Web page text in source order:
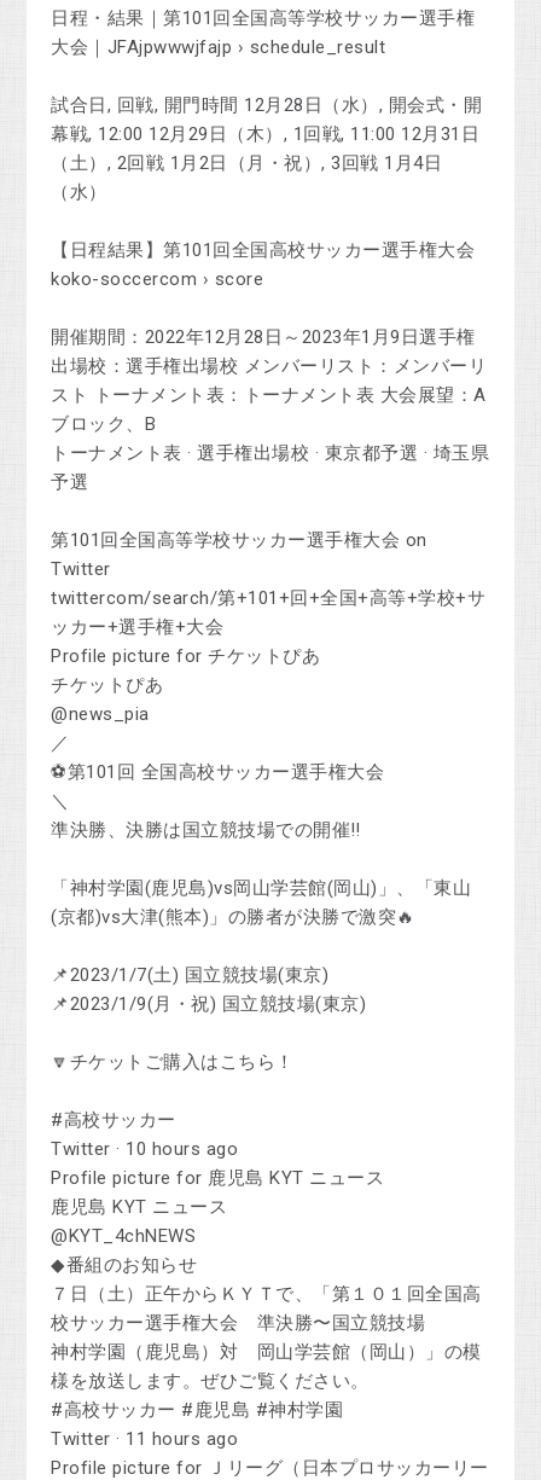
日程・結果｜第101回全国高等学校サッカー選手権
大会｜JFAjpwwwjfajp › schedule_result
試合日, 回戦, 開門時間 12月28日（水）, 開会式・開
幕戦, 12:00 12月29日（木）, 1回戦, 11:00 12月31日
（土）, 2回戦 1月2日（月・祝）, 3回戦 1月4日
（水）
【日程結果】第101回全国高校サッカー選手権大会
koko-soccercom › score
開催期間：2022年12月28日～2023年1月9日選手権
出場校：選手権出場校 メンバーリスト：メンバーリ
スト トーナメント表：トーナメント表 大会展望：A
ブロック、B
‎トーナメント表 · ‎選手権出場校 · ‎東京都予選 · ‎埼玉県
予選
第101回全国高等学校サッカー選手権大会 on
Twitter
twittercom/search/第+101+回+全国+高等+学校+サ
ッカー+選手権+大会
Profile picture for チケットぴあ
チケットぴあ
@news_pia
／
⚽️第101回 全国高校サッカー選手権大会
＼
準決勝、決勝は国立競技場での開催‼
「神村学園(鹿児島)vs岡山学芸館(岡山)」、「東山
(京都)vs大津(熊本)」の勝者が決勝で激突🔥
📌2023/1/7(土) 国立競技場(東京)
📌2023/1/9(月・祝) 国立競技場(東京)
🔽チケットご購入はこちら！
#高校サッカー
Twitter · 10 hours ago
Profile picture for 鹿児島 KYT ニュース
鹿児島 KYT ニュース
@KYT_4chNEWS
◆番組のお知らせ
７日（土）正午からＫＹＴで、「第１０１回全国高
校サッカー選手権大会 準決勝〜国立競技場
神村学園（鹿児島）対 岡山学芸館（岡山）」の模
様を放送します。ぜひご覧ください。
#高校サッカー #鹿児島 #神村学園
Twitter · 11 hours ago
Profile picture for Ｊリーグ（日本プロサッカーリー